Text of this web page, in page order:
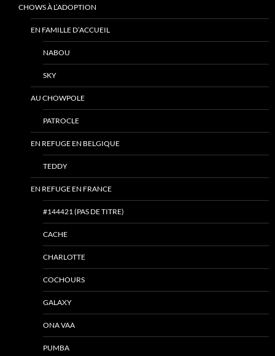
CHOWS À L’ADOPTION
EN FAMILLE D’ACCUEIL
NABOU
SKY
AU CHOWPOLE
PATROCLE
EN REFUGE EN BELGIQUE
TEDDY
EN REFUGE EN FRANCE
#144421 (PAS DE TITRE)
CACHE
CHARLOTTE
COCHOURS
GALAXY
ONA VAA
PUMBA